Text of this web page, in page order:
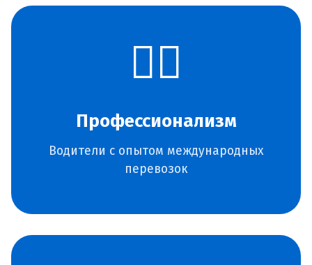
👨‍✈️
Профессионализм
Водители с опытом международных
перевозок